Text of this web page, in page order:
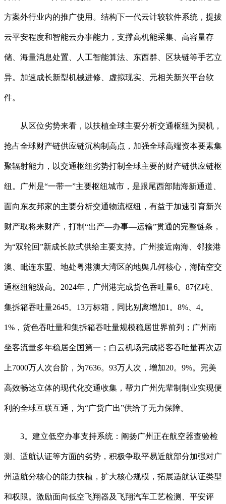
方案外行业内的推广使用。结构下一代云计较软件系统，提拔
云平安程度和智能云办事能力，支撑高机能采集、高容量存
储、海量消息处置、人工智能算法、东西群、区块链等手艺立
异。加速成长新型机械进修、虚拟现实、元相关新兴平台软
件。
从区位劣势来看，以扶植全球主要分析交通枢纽为契机，
抢占全球财产链供应链沉构制高点，加强全球高端资本要素集
聚辐射能力，以交通枢纽劣势打制全球主要的财产链供应链枢
纽。广州是“一带一”主要枢纽城市，是跟尾西部陆海新通道、
面向东友邦家的主要分析交通物流枢纽，有益于加速引育新兴
财产取将来财产，打制“出产—办事—运输”贯通的完整链条，
为“双轮回”新成长款式供给主要支持。广州接近南海、邻接港
澳、毗连东盟、地处粤港澳大湾区的地舆几何核心，海陆空交
通枢纽能级高。2024年，广州港完成货色吞吐量6。87亿吨、
集拆箱吞吐量2645。13万标箱，同比别离增加1。8%、4。
1%，货色吞吐量和集拆箱吞吐量规模稳居世界前列；广州南
坐客流量多年稳居全国第一；白云机场完成搭客吞吐量再次迈
上7000万人次台阶，为7636。93万人次，增加20。9%。完美
高效畅达立体的现代化交通收集，帮力广州先辈制制业实现便
利的全球互联互通，为“广货广出”供给了无力保障。
3。建立低空办事支持系统：阐扬广州正在航空器查验检
测、适航认证等方面的劣势，积极争取平易近航部分加强对广
州适航分核心的能力扶植，扩大核心规模，拓展适航认证类型
和权限。激励面向低空飞翔器及飞翔汽车工艺检测、平安评